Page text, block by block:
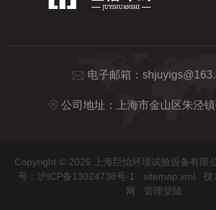
电子邮箱：
公司地址：上海市金山区朱泾
Copyright © 2026 上海巨怡环境试验设备有限
号：沪ICP备13024738号-1
sitemap.xml 技
网
管理登陆